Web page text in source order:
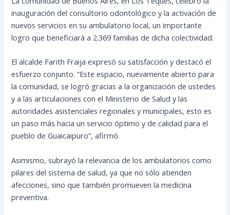
inauguración del consultorio odontológico y la activación de
nuevos servicios en su ambulatorio local, un importante
logro que beneficiará a 2.369 familias de dicha colectividad.
El alcalde Farith Fraija expresó su satisfacción y destacó el
esfuerzo conjunto. “Este espacio, nuevamente abierto para
la comunidad, se logró gracias a la organización de ustedes
y a las articulaciones con el Ministerio de Salud y las
autoridades asistenciales regionales y municipales, esto es
un paso más hacia un servicio óptimo y de calidad para el
pueblo de Guaicaipuro”, afirmó.
Asimismo, subrayó la relevancia de los ambulatorios como
pilares del sistema de salud, ya que no sólo atienden
afecciones, sino que también promueven la medicina
preventiva.